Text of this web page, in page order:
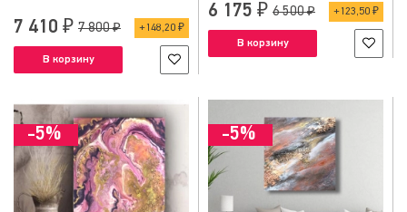
7 410 ₽ 7 800 ₽ 148,20 ₽
В корзину
6 175 ₽ 6 500 ₽ 123,50 ₽
В корзину
-5% -5%